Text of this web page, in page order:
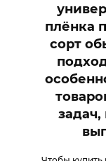
плёнка
сорт